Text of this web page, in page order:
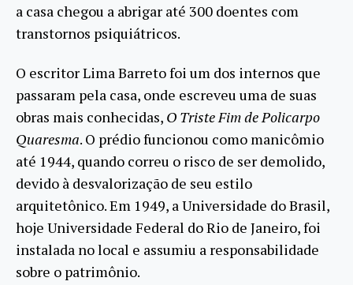
a casa chegou a abrigar até 300 doentes com
transtornos psiquiátricos.
O escritor Lima Barreto foi um dos internos que
passaram pela casa, onde escreveu uma de suas
obras mais conhecidas, O Triste Fim de Policarpo
Quaresma. O prédio funcionou como manicômio
até 1944, quando correu o risco de ser demolido,
devido à desvalorização de seu estilo
arquitetônico. Em 1949, a Universidade do Brasil,
hoje Universidade Federal do Rio de Janeiro, foi
instalada no local e assumiu a responsabilidade
sobre o patrimônio.